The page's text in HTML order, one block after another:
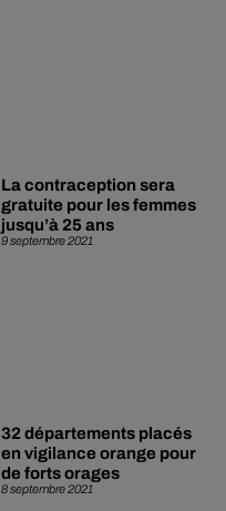
9 septembre 2021
La contraception sera
gratuite pour les femmes
jusqu’à 25 ans
8 septembre 2021
32 départements placés
en vigilance orange pour
de forts orages